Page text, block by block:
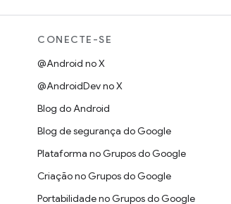
CONECTE-SE
@Android no X
@AndroidDev no X
Blog do Android
Blog de segurança do Google
Plataforma no Grupos do Google
Criação no Grupos do Google
Portabilidade no Grupos do Google